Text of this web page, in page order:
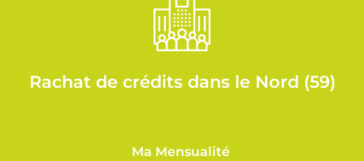
Rachat de crédits dans le Nord (59)
Ma Mensualité